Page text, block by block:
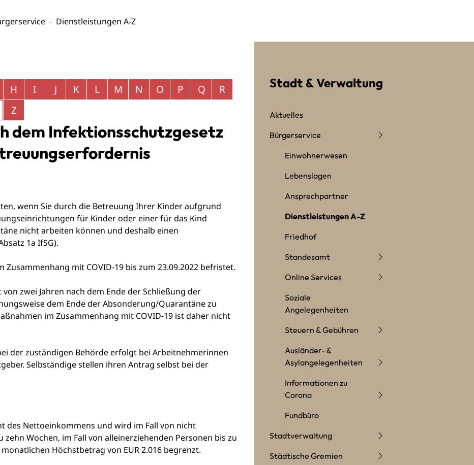
Dienstleistungen A-Z
H I J K L M N O P Q
R
Z
dem Infektionsschutzgesetz
wenn Sie durch die Betreuung Ihrer Kinder aufgrund
für Kinder oder einer für das Kind
nicht arbeiten können und deshalb einen
1a IfSG).
mit COVID-19 bis zum 23.09.2022 befristet.
zwei Jahren nach dem Ende der Schließung der
dem Ende der Absonderung/Quarantäne zu
im Zusammenhang mit COVID-19 ist daher nicht
der zuständigen Behörde erfolgt bei Arbeitnehmerinnen
Selbständige stellen ihren Antrag selbst bei der
des Nettoeinkommens und wird im Fall von nicht
Wochen, im Fall von alleinerziehenden Personen bis zu
Höchstbetrag von EUR 2.016 begrenzt.
Stadt & Verwaltung
Aktuelles
Bürgerservice
Einwohnerwesen
Lebenslagen
Ansprechpartner
Dienstleistungen A-Z
Friedhof
Standesamt
Online Services
Soziale
Angelegenheiten
Steuern & Gebühren
Ausländer- &
Asylangelegenheiten
Informationen zu
Corona
Fundbüro
Stadtverwaltung
Städtische Gremien